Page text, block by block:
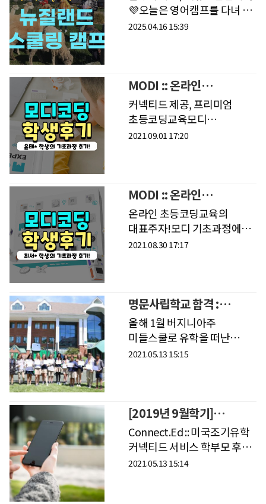
이야기 (캠프 후기)
💜오늘은 영어캠프를 다녀 온
아이들의 생생한 캠프 후기
성장했는지를 느낄
2025.04.16 15:39
MODI :: 온라인
초등코딩교육 윤태* 학생
후기
커넥티드 제공, 프리미엄
초등코딩교육모디
기초과정에 참여한윤태*
온라인코딩교육을
모디코딩으로 한
이유는기초과정 커
2021.09.01 17:20
MODI :: 온라인
초등코딩교육 최서* 학생
후기
온라인 초등코딩교육의
대표주자!모디 기초과정에
참석한최서* 학생의
도착했네요.실시간
온라인코딩수업뽁뽁이로
꼼꼼하게
2021.08.30 17:17
명문사립학교 합격 :
버지니아 Flint Hill
School(플린트 힐 스쿨)
올해 1월 버지니아주
미들스쿨로 유학을 떠난
커넥티드 학생이9학년부터
재학했고,8학년 2학기로 버지
2021.05.13 15:15
[2019년 9월학기]
커넥티드 미국조기유학
후기
Connect.Ed :: 미국조기유학
커넥티드 서비스 학부모 후기 ​
2019년도 9월학기가 마무리
2021.05.13 15:14